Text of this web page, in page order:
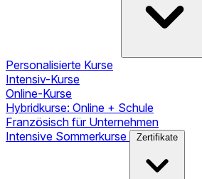
Personalisierte Kurse
Intensiv-Kurse
Online-Kurse
Hybridkurse: Online + Schule
Französisch für Unternehmen
Intensive Sommerkurse
Zertifikate